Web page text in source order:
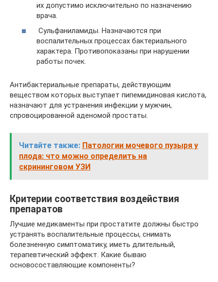
их допустимо исключительно по назначению
врача.
Сульфаниламиды. Назначаются при
воспалительных процессах бактериального
характера. Противопоказаны при нарушении
работы почек.
Антибактериальные препараты, действующим
веществом которых выступает пипемидиновая кислота,
назначают для устранения инфекции у мужчин,
спровоцированной аденомой простаты.
Читайте также: Патологии мочевого пузыря у
плода: что можно определить на
скрининговом УЗИ
Критерии соответствия воздействия
препаратов
Лучшие медикаменты при простатите должны быстро
устранять воспалительные процессы, снимать
болезненную симптоматику, иметь длительный,
терапевтический эффект. Какие бываю
основосоставляющие компоненты?